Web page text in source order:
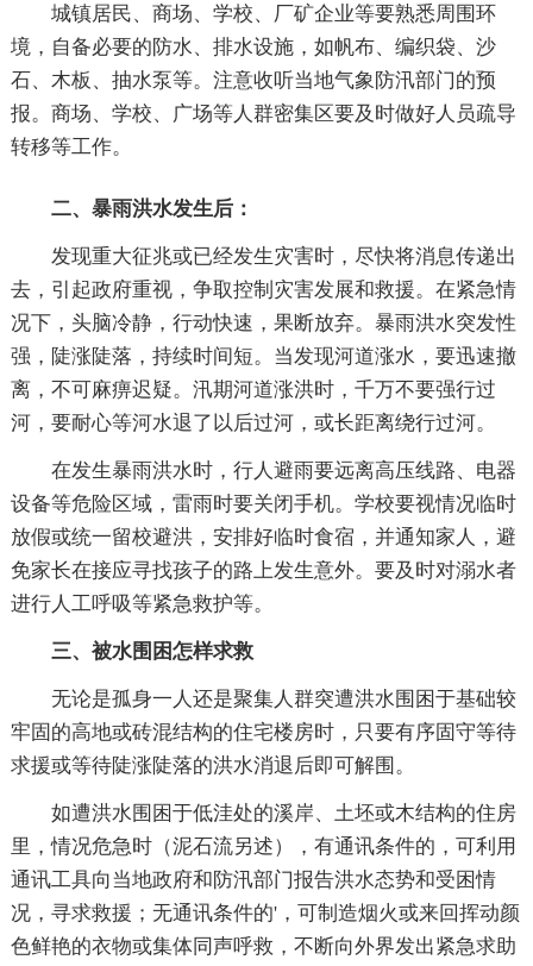
城镇居民、商场、学校、厂矿企业等要熟悉周围环
境，自备必要的防水、排水设施，如帆布、编织袋、沙
石、木板、抽水泵等。注意收听当地气象防汛部门的预
报。商场、学校、广场等人群密集区要及时做好人员疏导
转移等工作。
二、暴雨洪水发生后：
发现重大征兆或已经发生灾害时，尽快将消息传递出
去，引起政府重视，争取控制灾害发展和救援。在紧急情
况下，头脑冷静，行动快速，果断放弃。暴雨洪水突发性
强，陡涨陡落，持续时间短。当发现河道涨水，要迅速撤
离，不可麻痹迟疑。汛期河道涨洪时，千万不要强行过
河，要耐心等河水退了以后过河，或长距离绕行过河。
在发生暴雨洪水时，行人避雨要远离高压线路、电器
设备等危险区域，雷雨时要关闭手机。学校要视情况临时
放假或统一留校避洪，安排好临时食宿，并通知家人，避
免家长在接应寻找孩子的路上发生意外。要及时对溺水者
进行人工呼吸等紧急救护等。
三、被水围困怎样求救
无论是孤身一人还是聚集人群突遭洪水围困于基础较
牢固的高地或砖混结构的住宅楼房时，只要有序固守等待
求援或等待陡涨陡落的洪水消退后即可解围。
如遭洪水围困于低洼处的溪岸、土坯或木结构的住房
里，情况危急时（泥石流另述），有通讯条件的，可利用
通讯工具向当地政府和防汛部门报告洪水态势和受困情
况，寻求救援；无通讯条件的'，可制造烟火或来回挥动颜
色鲜艳的衣物或集体同声呼救，不断向外界发出紧急求助